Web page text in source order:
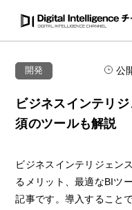
開発 公
ビジネスインテリ
須のツールも解説
ビジネスインテリジェン
るメリット、最適なBIツ
記事です。導入すること